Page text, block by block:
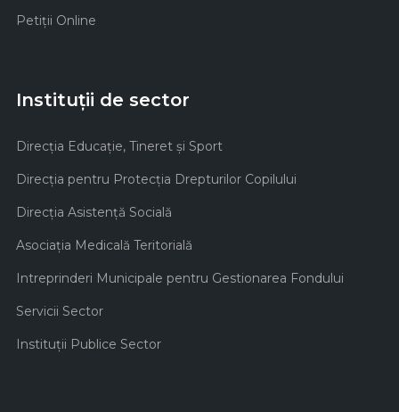
Petiții Online
Instituții de sector
Direcţia Educaţie, Tineret şi Sport
Direcţia pentru Protecţia Drepturilor Copilului
Direcţia Asistenţă Socială
Asociaţia Medicală Teritorială
Intreprinderi Municipale pentru Gestionarea Fondului
Servicii Sector
Instituţii Publice Sector